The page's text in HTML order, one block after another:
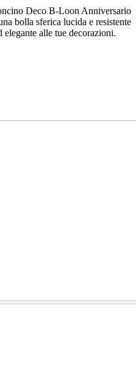
Deco B-Loon Anniversario
bolla sferica lucida e resistente
elegante alle tue decorazioni.